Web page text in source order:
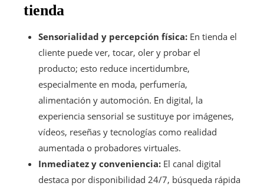
tienda
Sensorialidad y percepción física: En tienda el
cliente puede ver, tocar, oler y probar el
producto; esto reduce incertidumbre,
especialmente en moda, perfumería,
alimentación y automoción. En digital, la
experiencia sensorial se sustituye por imágenes,
vídeos, reseñas y tecnologías como realidad
aumentada o probadores virtuales.
Inmediatez y conveniencia: El canal digital
destaca por disponibilidad 24/7, búsqueda rápida